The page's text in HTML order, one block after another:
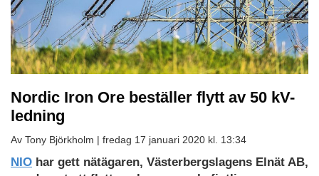
Nordic Iron Ore beställer flytt av 50 kV-
ledning
Av Tony Björkholm | fredag 17 januari 2020 kl. 13:34
NIO har gett nätägaren, Västerbergslagens Elnät AB,